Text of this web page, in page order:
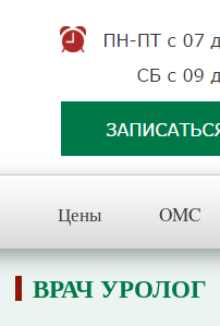
Цены OMC
ВРАЧ УРОЛОГ